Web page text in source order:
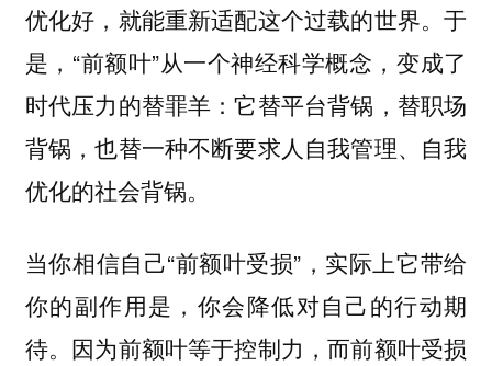
优化好，就能重新适配这个过载的世界。于
是，“前额叶”从一个神经科学概念，变成了
时代压力的替罪羊：它替平台背锅，替职场
背锅，也替一种不断要求人自我管理、自我
优化的社会背锅。
当你相信自己“前额叶受损”，实际上它带给
你的副作用是，你会降低对自己的行动期
待。因为前额叶等于控制力，而前额叶受损